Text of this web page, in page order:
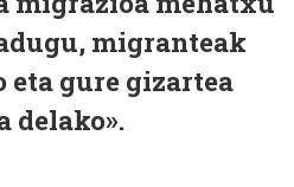
migranteak
gure gizartea
delako».